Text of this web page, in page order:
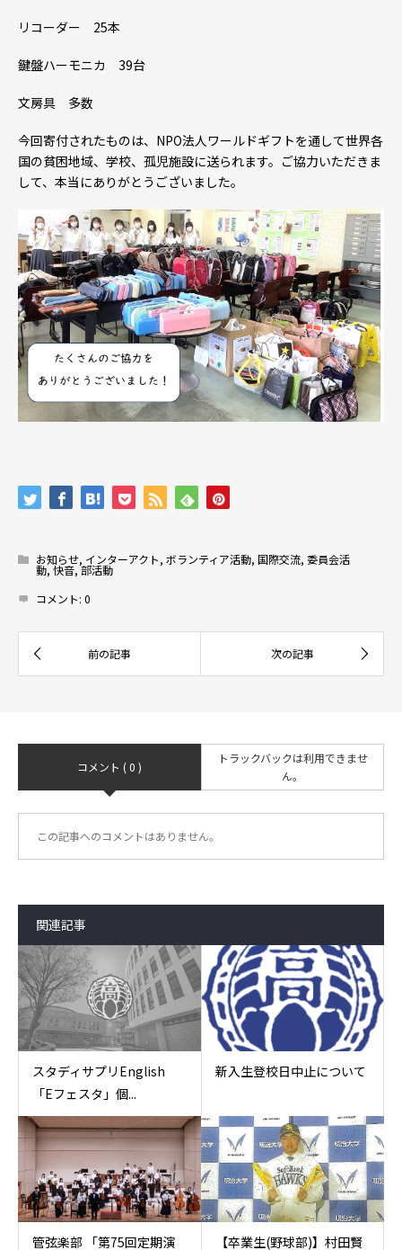
リコーダー 25本
鍵盤ハーモニカ 39台
文房具 多数
今回寄付されたものは、NPO法人ワールドギフトを通して世界各
国の貧困地域、学校、孤児施設に送られます。ご協力いただきま
して、本当にありがとうございました。
お知らせ, インターアクト, ボランティア活動, 国際交流, 委員会活
動,快音,部活動
コメント: 0
コメント ( 0 )
トラックバックは利用できませ
ん。
この記事へのコメントはありません。
関連記事
スタディサプリEnglish
「Eフェスタ」個...
新入生登校日中止について
管弦楽部 「第75回定期演 【卒業生(野球部)】村田賢